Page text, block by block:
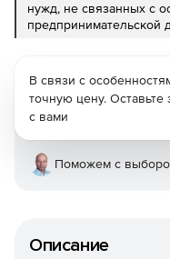
нужд, не связанных с
предпринимательской
Описание
В связи с
точную цену.
с вами
Поможем с